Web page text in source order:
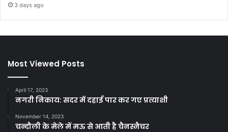
3 days ago
Most Viewed Posts
April 17, 2023
नगरी निकाय: सदर में दहाई पार कर गए प्रत्याशी
November 14, 2023
चन्दौली के मेले में मऊ से आती है चैनस्नैचर